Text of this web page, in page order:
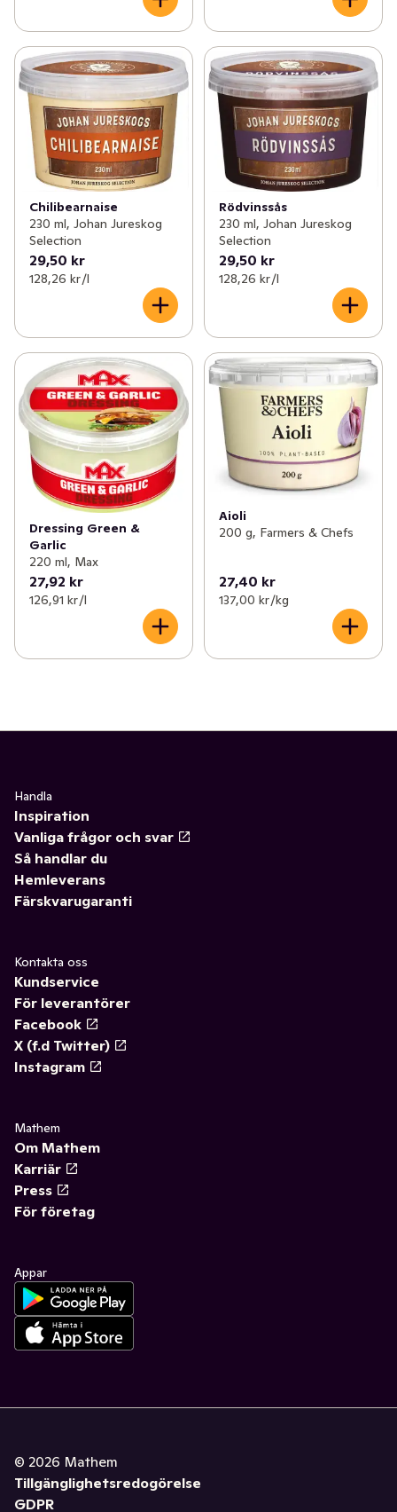
Chilibearnaise
230 ml, Johan Jureskog
Selection
29,50 kr
128,26 kr /l
Rödvinssås
230 ml, Johan Jureskog
Selection
29,50 kr
128,26 kr /l
Dressing Green &
Garlic
220 ml, Max
27,92 kr
126,91 kr /l
Aioli
200 g, Farmers & Chefs
27,40 kr
137,00 kr /kg
Handla
Inspiration
Vanliga frågor och svar
Så handlar du
Hemleverans
Färskvarugaranti
Kontakta oss
Kundservice
För leverantörer
Facebook
X (f.d Twitter)
Instagram
Mathem
Om Mathem
Karriär
Press
För företag
Appar
© 2026 Mathem
Tillgänglighetsredogörelse
GDPR